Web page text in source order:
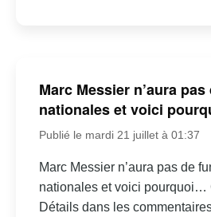
Marc Messier n’aura
nationales et voici
Publié le mardi 21 juillet à 01:37
Marc Messier n’aura pas de
nationales et voici pourquoi…
Détails dans les